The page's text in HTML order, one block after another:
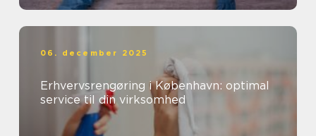
06. december 2025
Erhvervsrengøring i København: optimal
service til din virksomhed